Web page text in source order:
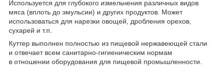
Используется для глубокого измельчения различных видов
мяса (вплоть до эмульсии) и других продуктов. Может
использоваться для нарезки овощей, дробления орехов,
сухарей и т.п.
Куттер выполнен полностью из пищевой нержавеющей стали
и отвечает всем санитарно-гигиеническим нормам
в отношении оборудования для пищевой промышленности.